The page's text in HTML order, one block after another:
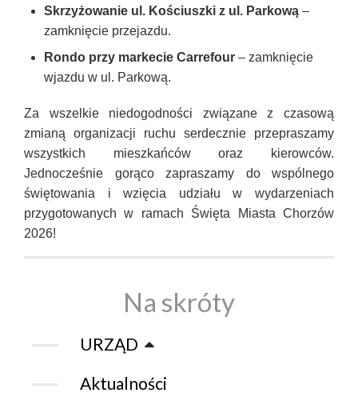
Skrzyżowanie ul. Kościuszki z ul. Parkową –
zamknięcie przejazdu.
Rondo przy markecie Carrefour – zamknięcie
wjazdu w ul. Parkową.
Za wszelkie niedogodności związane z czasową
zmianą organizacji ruchu serdecznie przepraszamy
wszystkich mieszkańców oraz kierowców.
Jednocześnie gorąco zapraszamy do wspólnego
świętowania i wzięcia udziału w wydarzeniach
przygotowanych w ramach Święta Miasta Chorzów
2026!
Na skróty
URZĄD
Aktualności